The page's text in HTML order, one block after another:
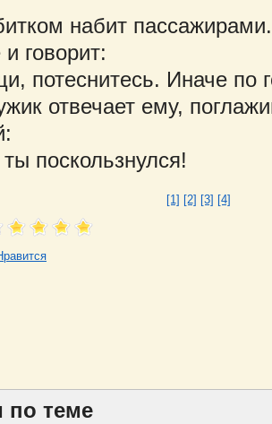
набит
говорит:
потеснитесь. Иначе по
отвечает ему,
поскользнулся!
[1] [2] [3] [4]
по теме